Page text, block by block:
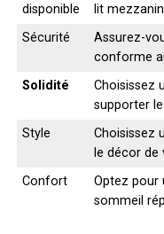
disponible
lit
Sécurité
Assurez-
conforme
Solidité
Choisissez
supporter le
Style
Choisissez
le décor de
Confort
Optez pour
sommeil